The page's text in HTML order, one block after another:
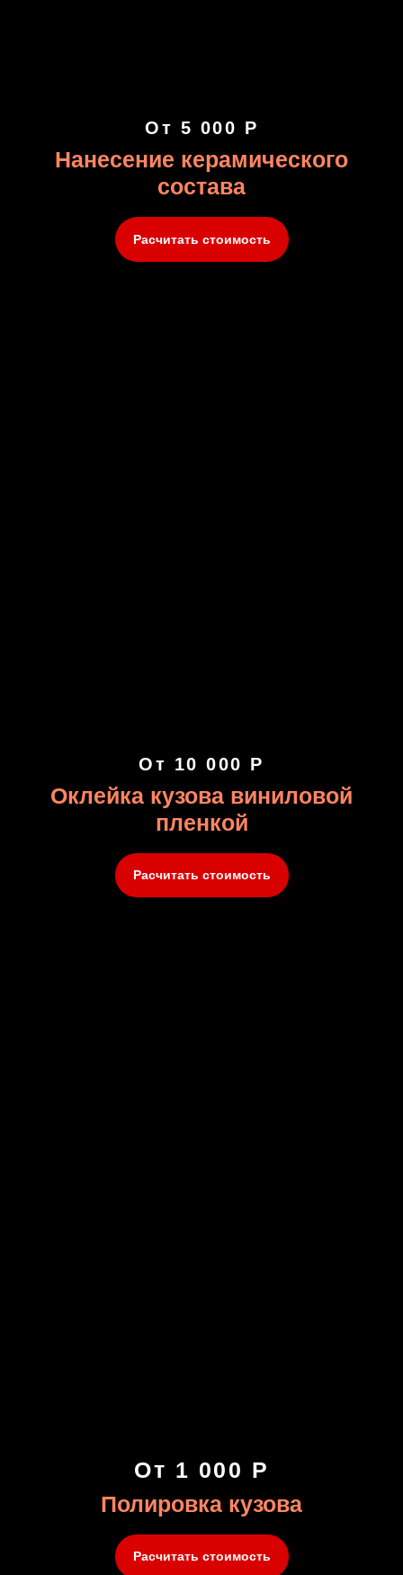
От 5 000 Р
Нанесение керамического
состава
Расчитать стоимость
От 10 000 Р
Оклейка кузова виниловой
пленкой
Расчитать стоимость
От 1 000 Р
Полировка кузова
Расчитать стоимость